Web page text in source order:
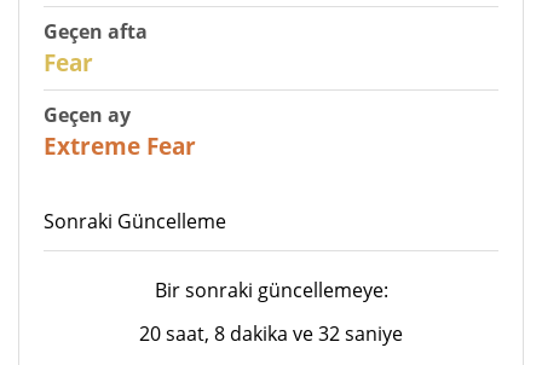
Geçen afta
Fear
Geçen ay
Extreme Fear
Sonraki Güncelleme
Bir sonraki güncellemeye:
20 saat, 8 dakika ve 32 saniye